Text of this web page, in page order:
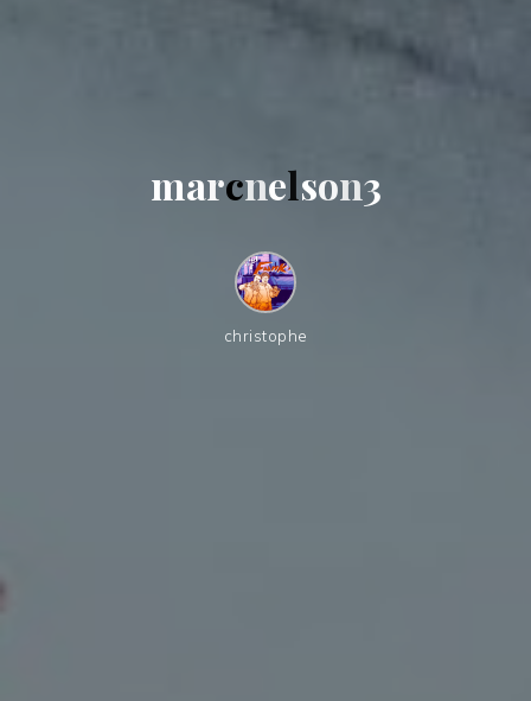
marcnelson3
christophe